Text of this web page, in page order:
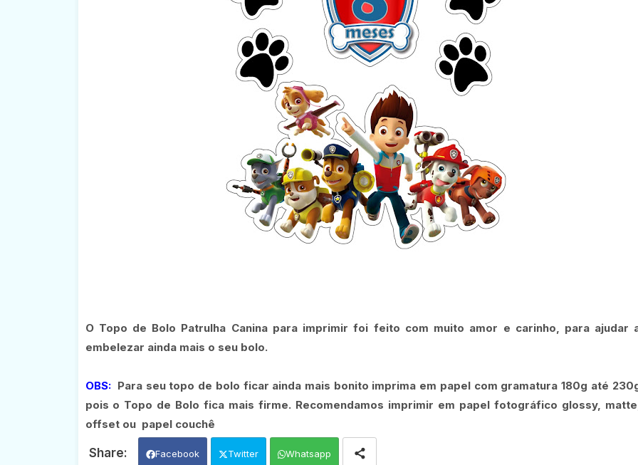
O Topo de Bolo Patrulha Canina para imprimir foi feito com muito amor e carinho, para ajudar
embelezar ainda mais o seu bolo.
OBS: Para seu topo de bolo ficar ainda mais bonito imprima em papel com gramatura 180g até
pois o Topo de Bolo fica mais firme. Recomendamos imprimir em papel fotográfico glossy,
offset ou papel couchê
Facebook Twitter Whatsapp